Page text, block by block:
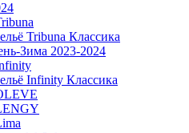
Tribuna Классика
Зима 2023-2024
Infinity Классика